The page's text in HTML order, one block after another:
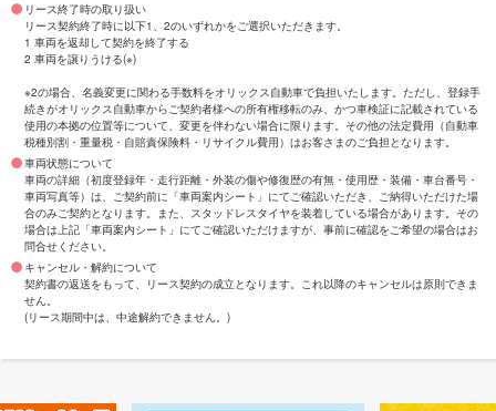
リース終了時の取り扱い
リース契約終了時に以下1、2のいずれかをご選択いただきます。
1 車両を返却して契約を終了する
2 車両を譲りうける(※)
※2の場合、名義変更に関わる手数料をオリックス自動車で負担いたします。ただし、登録手
続きがオリックス自動車からご契約者様への所有権移転のみ、かつ車検証に記載されている
使用の本拠の位置等について、変更を伴わない場合に限ります。その他の法定費用（自動車
税種別割・重量税・自賠責保険料・リサイクル費用）はお客さまのご負担となります。
車両状態について
車両の詳細（初度登録年・走行距離・外装の傷や修復歴の有無・使用歴・装備・車台番号・
車両写真等）は、ご契約前に「車両案内シート」にてご確認いただき、ご納得いただけた場
合のみご契約となります。また、スタッドレスタイヤを装着している場合があります。その
場合は上記「車両案内シート」にてご確認いただけますが、事前に確認をご希望の場合はお
問合せください。
キャンセル・解約について
契約書の返送をもって、リース契約の成立となります。これ以降のキャンセルは原則できま
せん。
(リース期間中は、中途解約できません。)